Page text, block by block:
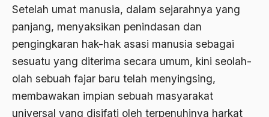
Setelah umat manusia, dalam sejarahnya yang
panjang, menyaksikan penindasan dan
pengingkaran hak-hak asasi manusia sebagai
sesuatu yang diterima secara umum, kini seolah-
olah sebuah fajar baru telah menyingsing,
membawakan impian sebuah masyarakat
universal yang disifati oleh terpenuhinya harkat
1977
1976
1975
1974
1973
Afiliasi Kultural
Afrika
Afrika utara
agama
Agama & Negara